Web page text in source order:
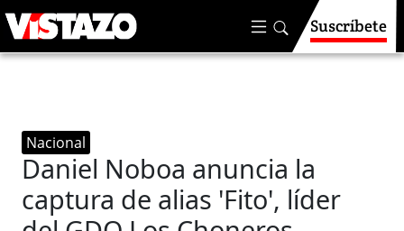
Suscríbete
Nacional
Daniel Noboa anuncia la
captura de alias 'Fito', líder